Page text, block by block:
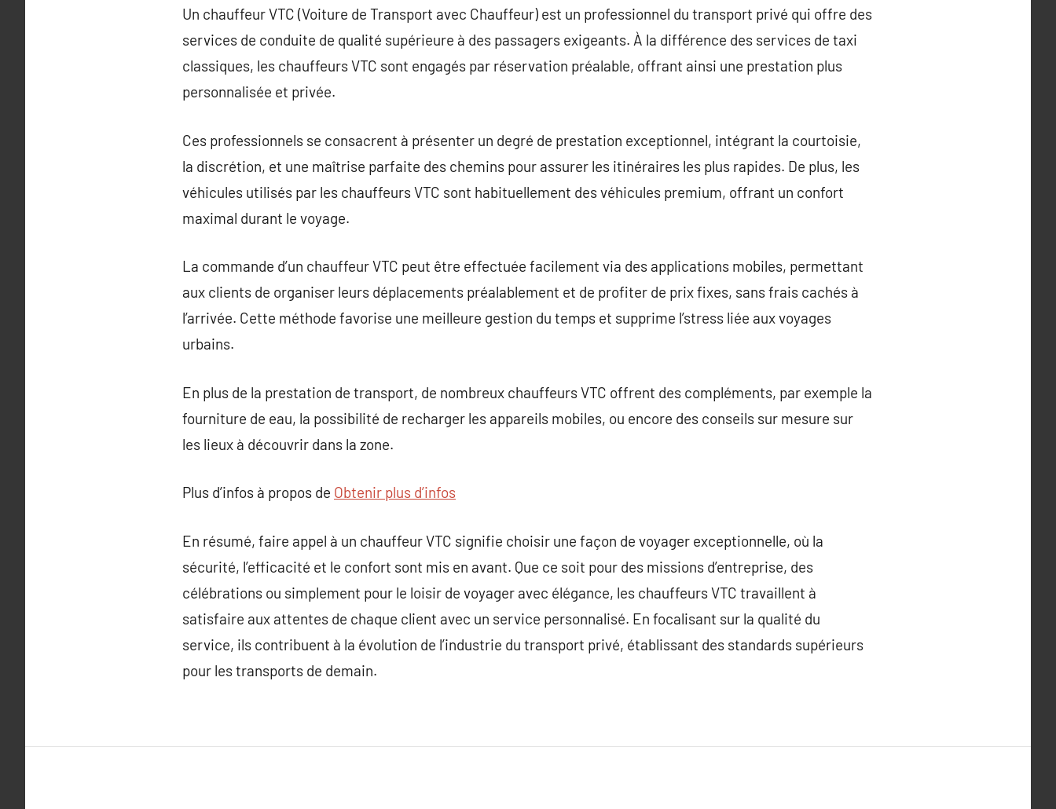
Un chauffeur VTC (Voiture de Transport avec Chauffeur) est un professionnel du transport privé qui offre des
services de conduite de qualité supérieure à des passagers exigeants. À la différence des services de taxi
classiques, les chauffeurs VTC sont engagés par réservation préalable, offrant ainsi une prestation plus
personnalisée et privée.
Ces professionnels se consacrent à présenter un degré de prestation exceptionnel, intégrant la courtoisie,
la discrétion, et une maîtrise parfaite des chemins pour assurer les itinéraires les plus rapides. De plus, les
véhicules utilisés par les chauffeurs VTC sont habituellement des véhicules premium, offrant un confort
maximal durant le voyage.
La commande d’un chauffeur VTC peut être effectuée facilement via des applications mobiles, permettant
aux clients de organiser leurs déplacements préalablement et de profiter de prix fixes, sans frais cachés à
l’arrivée. Cette méthode favorise une meilleure gestion du temps et supprime l’stress liée aux voyages
urbains.
En plus de la prestation de transport, de nombreux chauffeurs VTC offrent des compléments, par exemple la
fourniture de eau, la possibilité de recharger les appareils mobiles, ou encore des conseils sur mesure sur
les lieux à découvrir dans la zone.
Plus d’infos à propos de Obtenir plus d’infos
En résumé, faire appel à un chauffeur VTC signifie choisir une façon de voyager exceptionnelle, où la
sécurité, l’efficacité et le confort sont mis en avant. Que ce soit pour des missions d’entreprise, des
célébrations ou simplement pour le loisir de voyager avec élégance, les chauffeurs VTC travaillent à
satisfaire aux attentes de chaque client avec un service personnalisé. En focalisant sur la qualité du
service, ils contribuent à la évolution de l’industrie du transport privé, établissant des standards supérieurs
pour les transports de demain.